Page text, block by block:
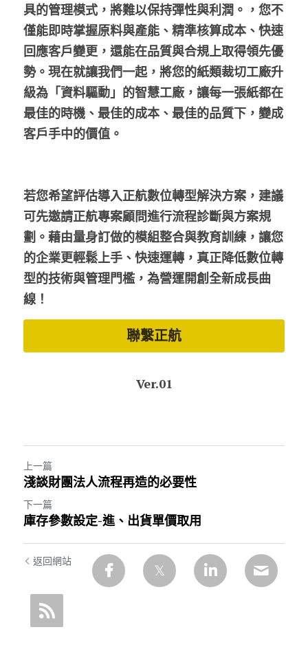
具的管理模式，將難以保持彈性與利潤。，您不
僅能即時掌握原料與產能、精準核算成本、快速
回應客戶變更，還能在品質與合規上取得領先優
勢。現在就讓我們一起，將您的紙類裁切工廠升
級為「資料驅動」的智慧工廠，讓每一張紙都在
最佳的時機、最佳的成本、最佳的品質下，變成
客戶手中的價值。
若您希望評估導入正航數位轉型解決方案，建議
可先邀請正航專案顧問進行流程診斷與方案規
劃。藉由量身訂做的模組整合與教育訓練，讓您
的企業更輕鬆上手、快速運轉，真正降低數位轉
型的技術與管理門檻，為營運開創全新成長曲
線！
聯繫正航
Ver.01
上一篇
淺談財團法人流程再造的必要性
下一篇
庫存參數設定-進、出貨單價取用
返回網站